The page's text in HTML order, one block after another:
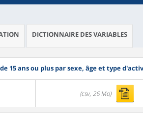
DICTIONNAIRE DES VARIABLES
15 ans ou plus par sexe, âge et type
(csv, 26 Mo)